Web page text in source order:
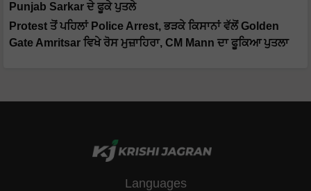
Punjab Sarkar ਦੇ ਫੂਕੇ ਪੁਤਲੇ
Protest ਤੋਂ ਪਹਿਲਾਂ Police Arrest, ਭੜਕੇ ਕਿਸਾਨਾਂ ਵੱਲੋਂ Golden
Gate Amritsar ਵਿਖੇ ਰੋਸ ਮੁਜ਼ਾਹਿਰਾ, CM Mann ਦਾ ਫੂਕਿਆ ਪੁਤਲਾ
Languages